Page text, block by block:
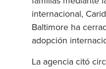
internacional,
Baltimore ha
adopción
La agencia citó